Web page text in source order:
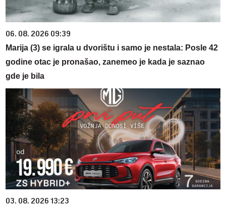
06. 08. 2026 09:39
Marija (3) se igrala u dvorištu i samo je nestala: Posle 42
godine otac je pronašao, zanemeo je kada je saznao
gde je bila
03. 08. 2026 13:23